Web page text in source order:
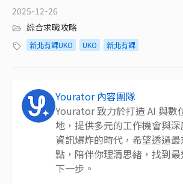
2025-12-26
綜合求職攻略
新北有課UKO UKO 新北有課
Yourator 內容團隊
Yourator 致力於打造 AI 與數
地，提供多元的工作機會與
資訊爆炸的時代，希望透過
點，陪伴你理清思緒，找到
下一步。